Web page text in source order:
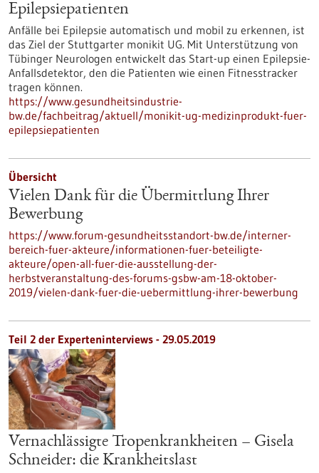
Epilepsiepatienten
Anfälle bei Epilepsie automatisch und mobil zu erkennen, ist
das Ziel der Stuttgarter monikit UG. Mit Unterstützung von
Tübinger Neurologen entwickelt das Start-up einen Epilepsie-
Anfallsdetektor, den die Patienten wie einen Fitnesstracker
tragen können.
https://www.gesundheitsindustrie-
bw.de/fachbeitrag/aktuell/monikit-ug-medizinprodukt-fuer-
epilepsiepatienten
Übersicht
Vielen Dank für die Übermittlung Ihrer
Bewerbung
https://www.forum-gesundheitsstandort-bw.de/interner-
bereich-fuer-akteure/informationen-fuer-beteiligte-
akteure/open-all-fuer-die-ausstellung-der-
herbstveranstaltung-des-forums-gsbw-am-18-oktober-
2019/vielen-dank-fuer-die-uebermittlung-ihrer-bewerbung
Teil 2 der Experteninterviews - 29.05.2019
Vernachlässigte Tropenkrankheiten – Gisela
Schneider: die Krankheitslast